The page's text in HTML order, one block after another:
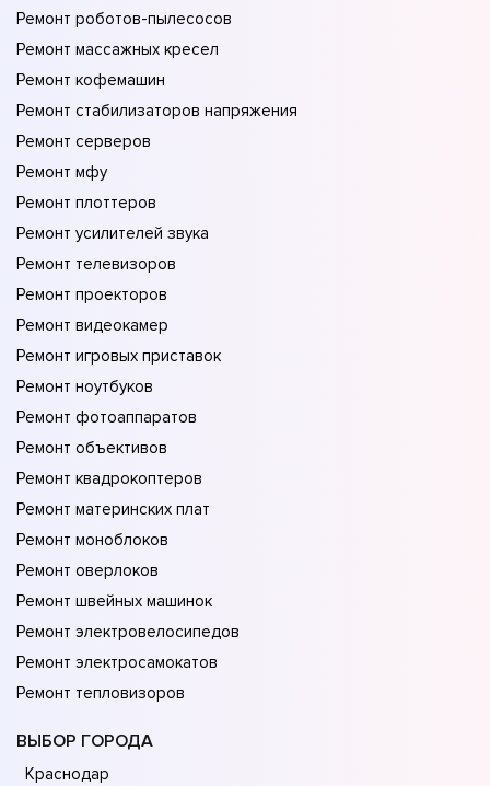
Ремонт роботов-пылесосов
Ремонт массажных кресел
Ремонт кофемашин
Ремонт стабилизаторов напряжения
Ремонт серверов
Ремонт мфу
Ремонт плоттеров
Ремонт усилителей звука
Ремонт телевизоров
Ремонт проекторов
Ремонт видеокамер
Ремонт игровых приставок
Ремонт ноутбуков
Ремонт фотоаппаратов
Ремонт объективов
Ремонт квадрокоптеров
Ремонт материнских плат
Ремонт моноблоков
Ремонт оверлоков
Ремонт швейных машинок
Ремонт электровелосипедов
Ремонт электросамокатов
Ремонт тепловизоров
ВЫБОР ГОРОДА
Краснодар